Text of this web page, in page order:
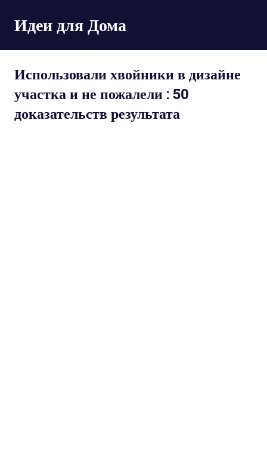
перейти
к
содержимому
Идеи для Дома
Использовали хвойники в дизайне
участка и не пожалели : 50
доказательств результата